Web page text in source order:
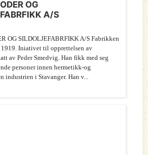
OG
A/S
OG SILDOLJEFABRFIKK A/S Fabrikken
Iniativet til opprettelsen av
av Peder Smedvig. Han fikk med seg
personer innen hermetikk-og
industrien i Stavanger. Han v...